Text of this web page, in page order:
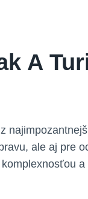
A
z
ale aj pre